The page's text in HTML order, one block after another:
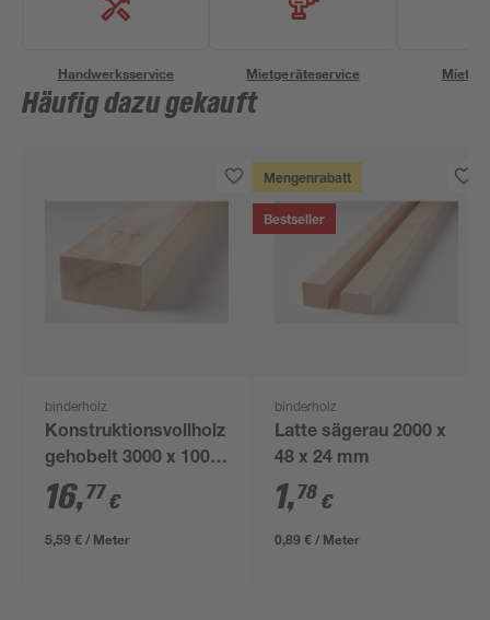
Handwerksservice Mietgeräteservice
Häufig dazu gekauft
binderholz
Konstruktionsvollholz
gehobelt 3000 x 100 x
60 mm
16,77€
5,59 € / Meter
Mengenrabatt
Bestseller
binderholz
Latte sägerau 2000 x
48 x 24 mm
1,78 €
0,89 € / Meter